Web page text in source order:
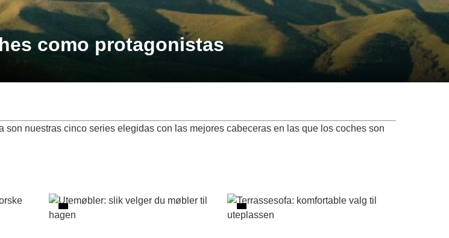
como protagonistas
nuestras cinco series elegidas con las mejores cabeceras en las que los coches son